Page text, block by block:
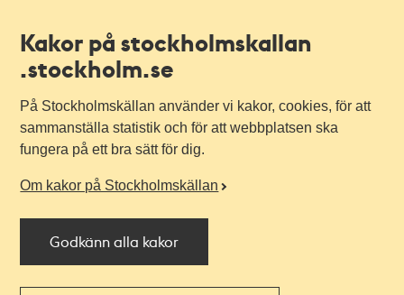
Kakor på stockholmskallan
.stockholm.se
På Stockholmskällan använder vi kakor, cookies, för att
sammanställa statistik och för att webbplatsen ska
fungera på ett bra sätt för dig.
Om kakor på Stockholmskällan
Godkänn alla kakor